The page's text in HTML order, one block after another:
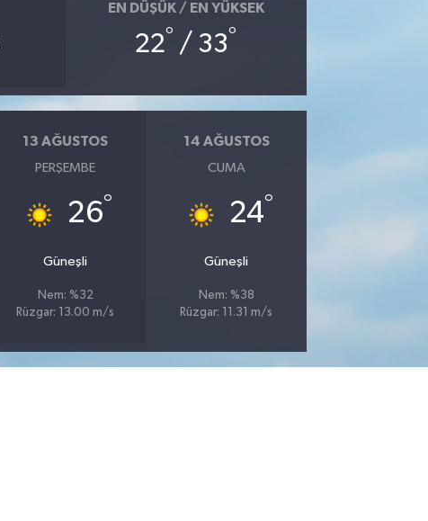
EN DÜŞÜK / EN YÜKSEK
22° / 33°
13 AĞUSTOS
PERŞEMBE
26°
Güneşli
Nem: %32
Rüzgar: 13.00 m/s
14 AĞUSTOS
CUMA
24°
Güneşli
Nem: %38
Rüzgar: 11.31 m/s